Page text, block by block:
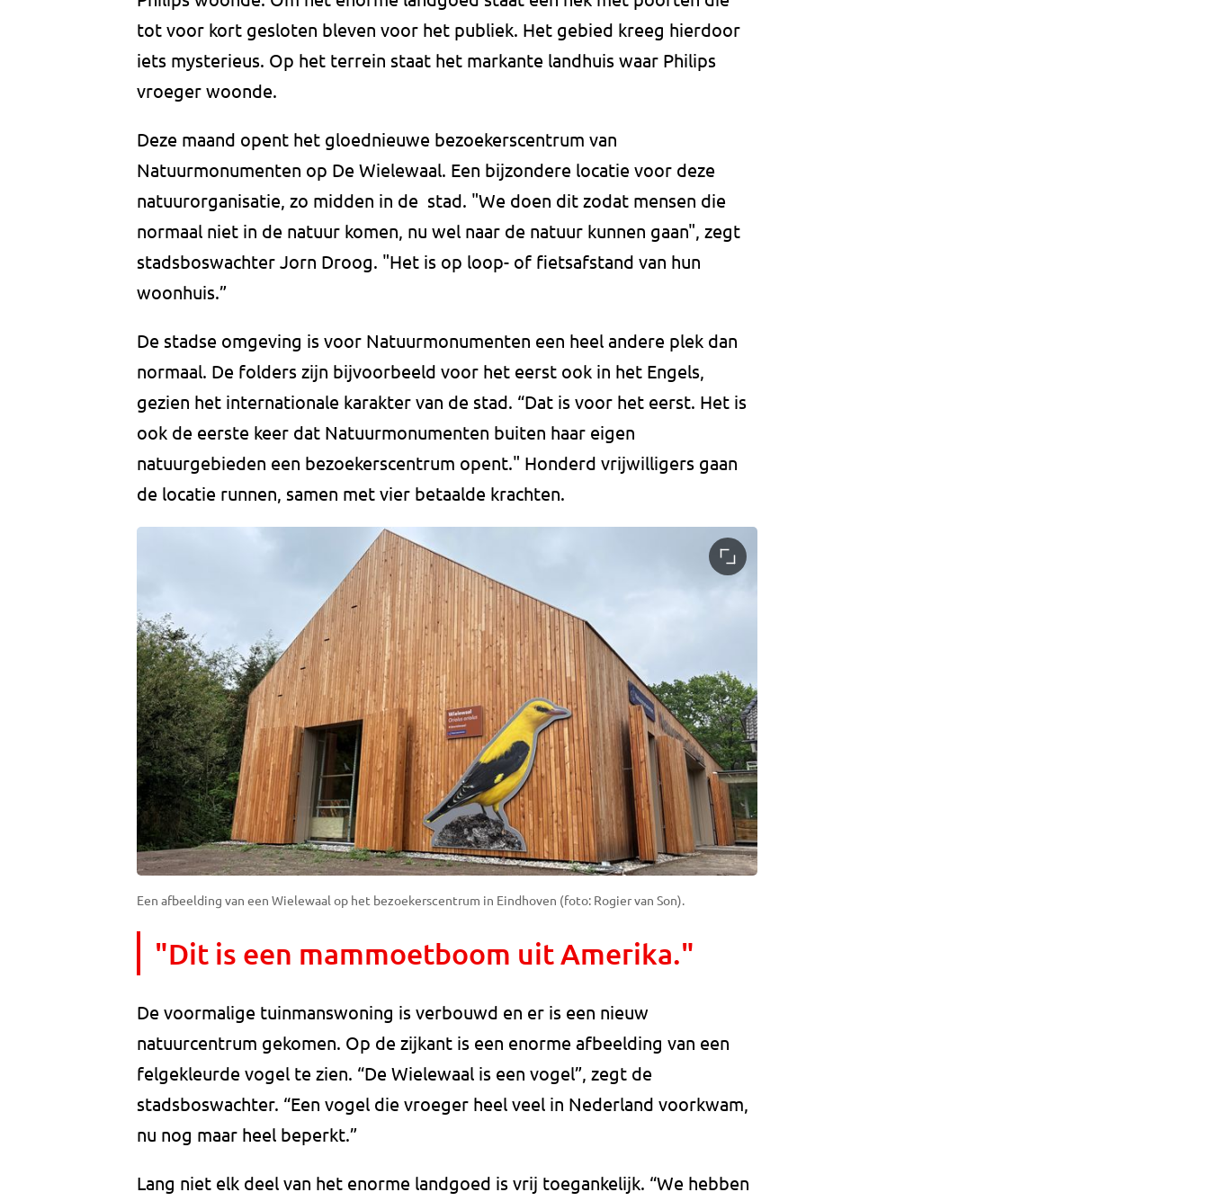
tot voor kort gesloten bleven voor het publiek. Het gebied kreeg hierdoor
iets mysterieus. Op het terrein staat het markante landhuis waar Philips
vroeger woonde.
Deze maand opent het gloednieuwe bezoekerscentrum van
Natuurmonumenten op De Wielewaal. Een bijzondere locatie voor deze
natuurorganisatie, zo midden in de stad. "We doen dit zodat mensen die
normaal niet in de natuur komen, nu wel naar de natuur kunnen gaan", zegt
stadsboswachter Jorn Droog. "Het is op loop- of fietsafstand van hun
woonhuis.”
De stadse omgeving is voor Natuurmonumenten een heel andere plek dan
normaal. De folders zijn bijvoorbeeld voor het eerst ook in het Engels,
gezien het internationale karakter van de stad. “Dat is voor het eerst. Het is
ook de eerste keer dat Natuurmonumenten buiten haar eigen
natuurgebieden een bezoekerscentrum opent." Honderd vrijwilligers gaan
de locatie runnen, samen met vier betaalde krachten.
Een afbeelding van een Wielewaal op het bezoekerscentrum in Eindhoven (foto: Rogier van Son).
"Dit is een mammoetboom uit Amerika."
De voormalige tuinmanswoning is verbouwd en er is een nieuw
natuurcentrum gekomen. Op de zijkant is een enorme afbeelding van een
felgekleurde vogel te zien. “De Wielewaal is een vogel”, zegt de
stadsboswachter. “Een vogel die vroeger heel veel in Nederland voorkwam,
nu nog maar heel beperkt.”
Lang niet elk deel van het enorme landgoed is vrij toegankelijk. “We hebben